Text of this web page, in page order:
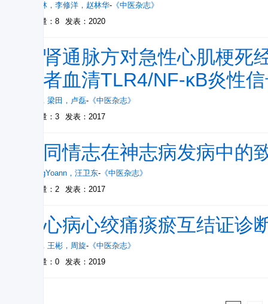
仝小林 ， 李修洋 ， 赵林华- 《中医杂志》
被引量：8
发表：2020
补肾通脉方对急性心肌梗
患者血清TLR4/NF-κB炎性
， 梁田 ， 卢磊- 《中医杂志》
被引量：3
发表：2017
不同情志在神志病发病中的
BirlingYoann ， 汪卫东- 《中医杂志》
被引量：2
发表：2017
冠心病心绞痛痰瘀互结证诊
， 王彬 ， 周旋- 《中医杂志》
被引量：0
发表：2019